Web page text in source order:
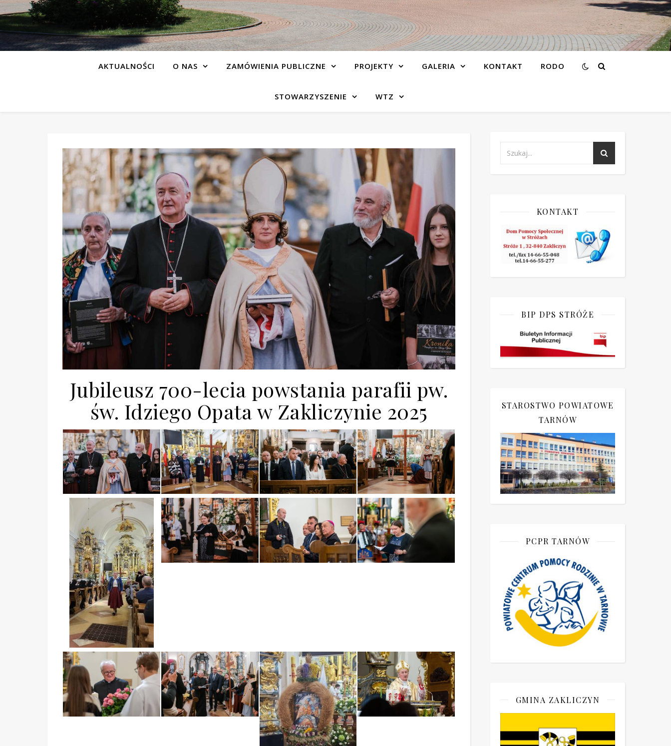
AKTUALNOŚCI O NAS ZAMÓWIENIA PUBLICZNE PROJEKTY GALERIA KONTAKT RODO
STOWARZYSZENIE WTZ
Jubileusz 700-lecia powstania parafii pw.
św. Idziego Opata w Zakliczynie 2025
KONTAKT
BIP DPS STRÓŻE
STAROSTWO POWIATOWE
TARNÓW
PCPR TARNÓW
GMINA ZAKLICZYN